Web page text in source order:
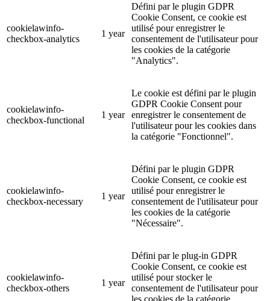
cookielawinfo-
checkbox-analytics
1 year
Défini par le plugin GDPR
Cookie Consent, ce cookie est
utilisé pour enregistrer le
consentement de l'utilisateur pour
les cookies de la catégorie
"Analytics".
cookielawinfo-
checkbox-functional
1 year
Le cookie est défini par le plugin
GDPR Cookie Consent pour
enregistrer le consentement de
l'utilisateur pour les cookies dans
la catégorie "Fonctionnel".
cookielawinfo-
checkbox-necessary
1 year
Défini par le plugin GDPR
Cookie Consent, ce cookie est
utilisé pour enregistrer le
consentement de l'utilisateur pour
les cookies de la catégorie
"Nécessaire".
cookielawinfo-
checkbox-others
1 year
Défini par le plug-in GDPR
Cookie Consent, ce cookie est
utilisé pour stocker le
consentement de l'utilisateur pour
les cookies de la catégorie